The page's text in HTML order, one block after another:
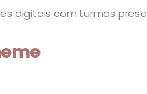
digitais com turmas